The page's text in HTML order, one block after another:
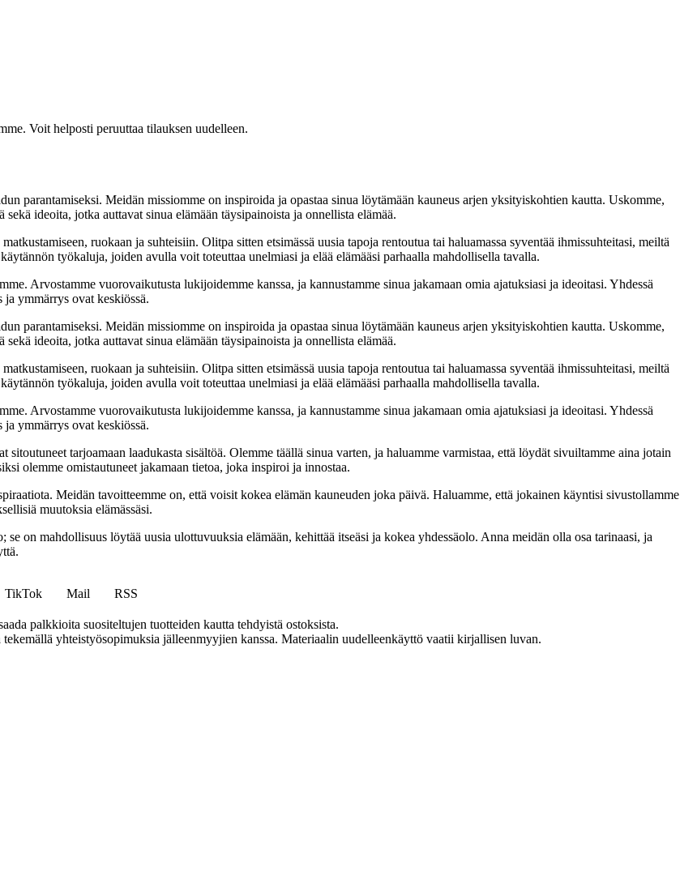
Voit helposti peruuttaa tilauksen uudelleen.
parantamiseksi. Meidän missiomme on inspiroida ja opastaa sinua löytämään kauneus arjen yksityiskohtien kautta. Uskomme,
ideoita, jotka auttavat sinua elämään täysipainoista ja onnellista elämää.
ruokaan ja suhteisiin. Olitpa sitten etsimässä uusia tapoja rentoutua tai haluamassa syventää ihmissuhteitasi, meiltä
työkaluja, joiden avulla voit toteuttaa unelmiasi ja elää elämääsi parhaalla mahdollisella tavalla.
Arvostamme vuorovaikutusta lukijoidemme kanssa, ja kannustamme sinua jakamaan omia ajatuksiasi ja ideoitasi. Yhdessä
ymmärrys ovat keskiössä.
parantamiseksi. Meidän missiomme on inspiroida ja opastaa sinua löytämään kauneus arjen yksityiskohtien kautta. Uskomme,
ideoita, jotka auttavat sinua elämään täysipainoista ja onnellista elämää.
ruokaan ja suhteisiin. Olitpa sitten etsimässä uusia tapoja rentoutua tai haluamassa syventää ihmissuhteitasi, meiltä
työkaluja, joiden avulla voit toteuttaa unelmiasi ja elää elämääsi parhaalla mahdollisella tavalla.
Arvostamme vuorovaikutusta lukijoidemme kanssa, ja kannustamme sinua jakamaan omia ajatuksiasi ja ideoitasi. Yhdessä
ymmärrys ovat keskiössä.
tarjoamaan laadukasta sisältöä. Olemme täällä sinua varten, ja haluamme varmistaa, että löydät sivuiltamme aina jotain
olemme omistautuneet jakamaan tietoa, joka inspiroi ja innostaa.
Meidän tavoitteemme on, että voisit kokea elämän kauneuden joka päivä. Haluamme, että jokainen käyntisi sivustollamme
muutoksia elämässäsi.
on mahdollisuus löytää uusia ulottuvuuksia elämään, kehittää itseäsi ja kokea yhdessäolo. Anna meidän olla osa tarinaasi, ja
TikTok Mail
RSS
palkkioita suositeltujen tuotteiden kautta tehdyistä ostoksista.
yhteistyösopimuksia jälleenmyyjien kanssa. Materiaalin uudelleenkäyttö vaatii kirjallisen luvan.